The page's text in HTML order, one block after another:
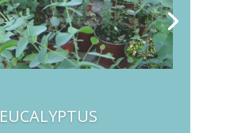
EUCALYPTUS